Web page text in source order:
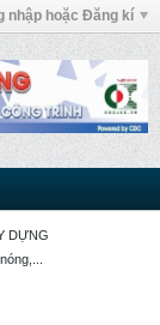
nhập hoặc Đăng kí
DỰNG